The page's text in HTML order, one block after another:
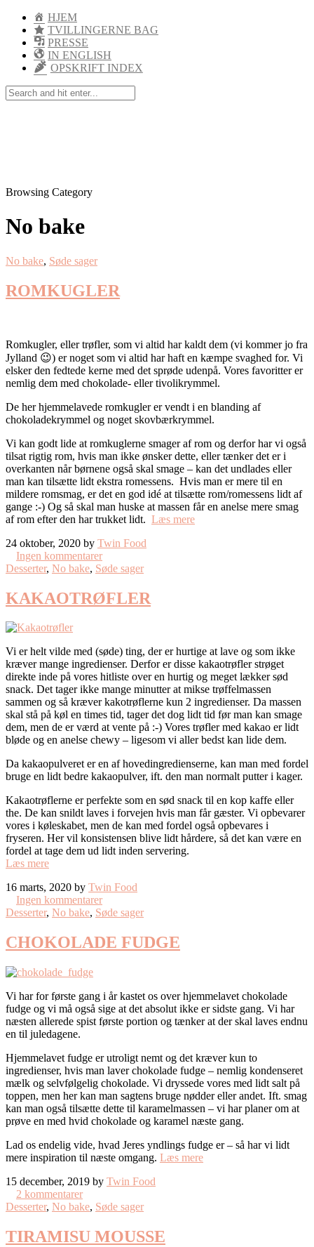
HJEM
TVILLINGERNE BAG
PRESSE
IN ENGLISH
OPSKRIFT INDEX
Browsing Category
No bake
No bake, Søde sager
ROMKUGLER
Romkugler, eller trøfler, som vi altid har kaldt dem (vi kommer jo fra
Jylland 😉) er noget som vi altid har haft en kæmpe svaghed for. Vi
elsker den fedtede kerne med det sprøde udenpå. Vores favoritter er
nemlig dem med chokolade- eller tivolikrymmel.
De her hjemmelavede romkugler er vendt i en blanding af
chokoladekrymmel og noget skovbærkrymmel.
Vi kan godt lide at romkuglerne smager af rom og derfor har vi også
tilsat rigtig rom, hvis man ikke ønsker dette, eller tænker det er i
overkanten når børnene også skal smage – kan det undlades eller
man kan tilsætte lidt ekstra romessens. Hvis man er mere til en
mildere romsmag, er det en god idé at tilsætte rom/romessens lidt af
gange :-) Og så skal man huske at massen får en anelse mere smag
af rom efter den har trukket lidt. Læs mere
24 oktober, 2020 by Twin Food
Ingen kommentarer
Desserter, No bake, Søde sager
KAKAOTRØFLER
Vi er helt vilde med (søde) ting, der er hurtige at lave og som ikke
kræver mange ingredienser. Derfor er disse kakaotrøfler strøget
direkte inde på vores hitliste over en hurtig og meget lækker sød
snack. Det tager ikke mange minutter at mikse trøffelmassen
sammen og så kræver kakotrøflerne kun 2 ingredienser. Da massen
skal stå på køl en times tid, tager det dog lidt tid før man kan smage
dem, men de er værd at vente på :-) Vores trøfler med kakao er lidt
bløde og en anelse chewy – ligesom vi aller bedst kan lide dem.
Da kakaopulveret er en af hovedingredienserne, kan man med fordel
bruge en lidt bedre kakaopulver, ift. den man normalt putter i kager.
Kakaotrøflerne er perfekte som en sød snack til en kop kaffe eller
the. De kan snildt laves i forvejen hvis man får gæster. Vi opbevarer
vores i køleskabet, men de kan med fordel også opbevares i
fryseren. Her vil konsistensen blive lidt hårdere, så det kan være en
fordel at tage dem ud lidt inden servering.
Læs mere
16 marts, 2020 by Twin Food
Ingen kommentarer
Desserter, No bake, Søde sager
CHOKOLADE FUDGE
Vi har for første gang i år kastet os over hjemmelavet chokolade
fudge og vi må også sige at det absolut ikke er sidste gang. Vi har
næsten allerede spist første portion og tænker at der skal laves endnu
en til juledagene.
Hjemmelavet fudge er utroligt nemt og det kræver kun to
ingredienser, hvis man laver chokolade fudge – nemlig kondenseret
mælk og selvfølgelig chokolade. Vi dryssede vores med lidt salt på
toppen, men her kan man sagtens bruge nødder eller andet. Ift. smag
kan man også tilsætte dette til karamelmassen – vi har planer om at
prøve en med hvid chokolade og karamel næste gang.
Lad os endelig vide, hvad Jeres yndlings fudge er – så har vi lidt
mere inspiration til næste omgang. Læs mere
15 december, 2019 by Twin Food
2 kommentarer
Desserter, No bake, Søde sager
TIRAMISU MOUSSE